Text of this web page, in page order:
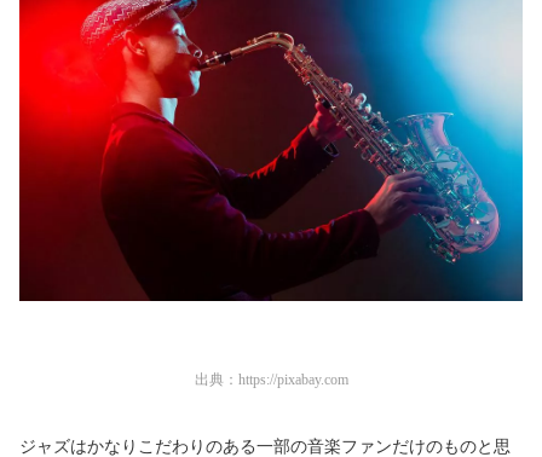
出典： https://pixabay.com
ジャズはかなりこだわりのある一部の音楽ファンだけのものと思